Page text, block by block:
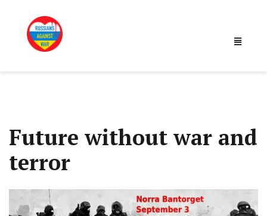
Future without war and
terror